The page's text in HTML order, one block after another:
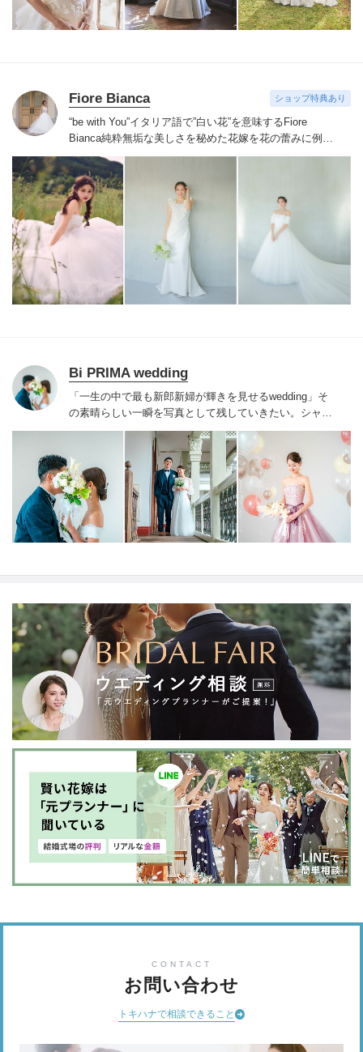
いさせて頂きます。
Fiore Bianca ショップ特典あり
“be with You”イタリア語で”白い花”を意味するFiore
Bianca純粋無垢な美しさを秘めた花嫁を花の蕾みに例え
白い花が咲くまでのストーリーをあなたと共に紡いでい
きます
世界を巡り出会ったデザイナーズブランドや、オ
リジナルドレスはまだ見ぬ新しい自分の姿へと出会わせ
てくれます。
誰かの真似ではなくあなただからできるス
タイルへあなたにしかできないブライズスタイルへ導き
ます。
美しい白い花を咲かせ今よりずっと好きな自分
Bi PRIMA wedding
「一生の中で最も新郎新婦が輝きを見せるwedding」そ
の素晴らしい一瞬を写真として残していきたい。 シャッ
ターを切った瞬間、まるでその場所にいるお二人の気持
ち、あたたかさ、優しい声までも聞こえてくるようなそ
んな大事な一瞬を大切に切り取って参ります。あなたの
「一生の宝物」そんな最高のフォトウェディングをお届
けすることをお約束いたします。
CONTACT
お問い合わせ
トキハナで相談できること